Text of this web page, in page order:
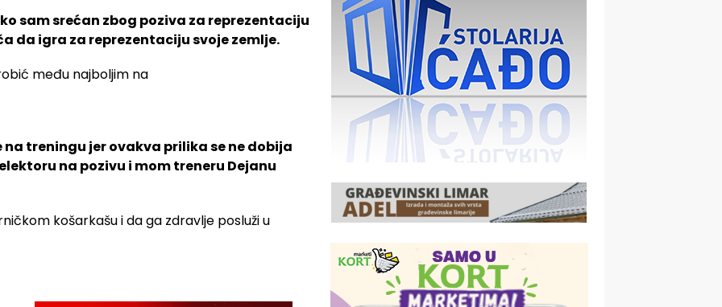
sam srećan zbog poziva za reprezentaciju
da igra za reprezentaciju svoje zemlje.
na treningu jer ovakva prilika se ne dobija
na pozivu i mom treneru Dejanu
košarkašu i da ga zdravlje posluži u